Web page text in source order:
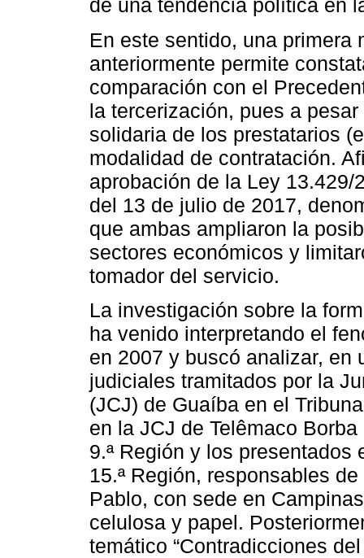
de una tendencia política en
En este sentido, una primera
anteriormente permite
comparación con el
la tercerización, pues a
solidaria de los prestatarios
modalidad de contratación.
aprobación de la Ley
del 13 de julio de 2017,
que ambas ampliaron la
sectores económicos y
tomador del servicio.
La investigación sobre la
ha venido interpretando el
en 2007 y buscó analizar, en
judiciales tramitados por la
(JCJ) de Guaíba en el
en la JCJ de Telêmaco
9.ª Región y los
15.ª Región, responsables
Pablo, con sede en
celulosa y papel.
temático “Contradicciones